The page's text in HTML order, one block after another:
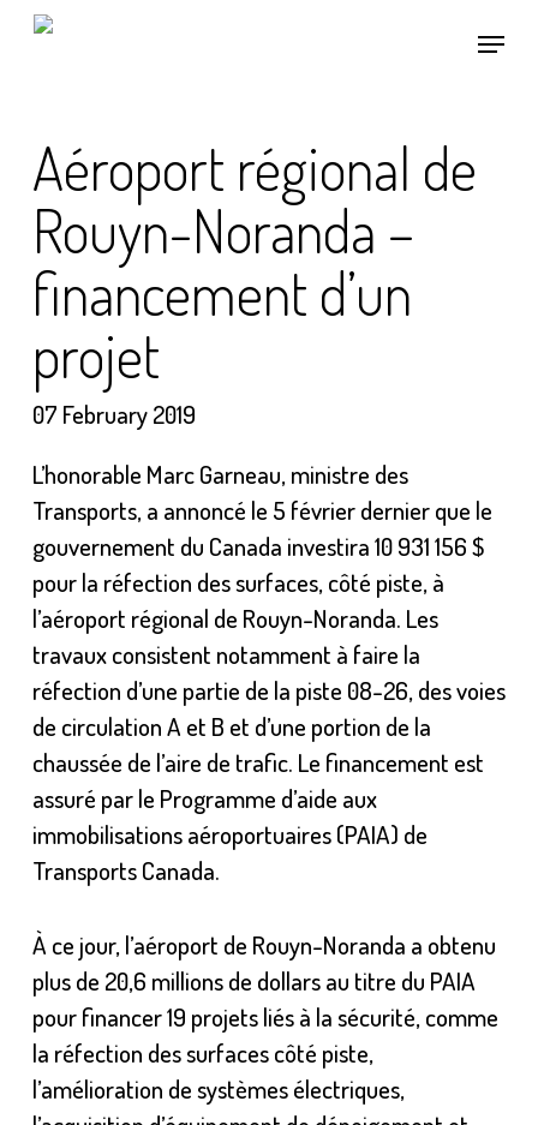
Skip
Menu
Aéroport régional de
Rouyn-Noranda –
financement d’un
projet
07 February 2019
L’honorable Marc Garneau, ministre des
Transports, a annoncé le 5 février dernier que le
gouvernement du Canada investira 10 931 156 $
pour la réfection des surfaces, côté piste, à
l’aéroport régional de Rouyn-Noranda. Les
travaux consistent notamment à faire la
réfection d’une partie de la piste 08-26, des voies
de circulation A et B et d’une portion de la
chaussée de l’aire de trafic. Le financement est
assuré par le Programme d’aide aux
immobilisations aéroportuaires (PAIA) de
Transports Canada.
À ce jour, l’aéroport de Rouyn-Noranda a obtenu
plus de 20,6 millions de dollars au titre du PAIA
pour financer 19 projets liés à la sécurité, comme
la réfection des surfaces côté piste,
l’amélioration de systèmes électriques,